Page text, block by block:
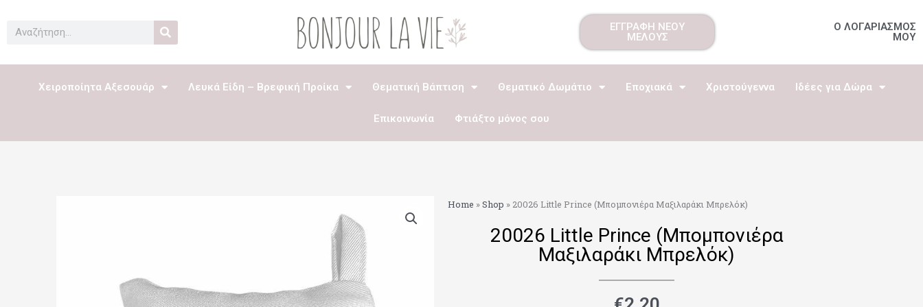
περιεχόμενο
Search
ΕΓΓΡΑΦΗ ΝΕΟΥ
ΜΕΛΟΥΣ
Ο ΛΟΓΑΡΙΑΣΜΟΣ
ΜΟΥ
Χειροποίητα Αξεσουάρ Λευκά Είδη – Βρεφική Προίκα Θεματική Βάπτιση Θεματικό Δωμάτιο Εποχιακά Χριστούγεννα Ιδέες για Δώρα
Επικοινωνία Φτιάξτο μόνος σου
Home »Shop » 20026 Little Prince (Μπομπονιέρα Μαξιλαράκι Μπρελόκ)
20026 Little Prince (Μπομπονιέρα
Μαξιλαράκι Μπρελόκ)